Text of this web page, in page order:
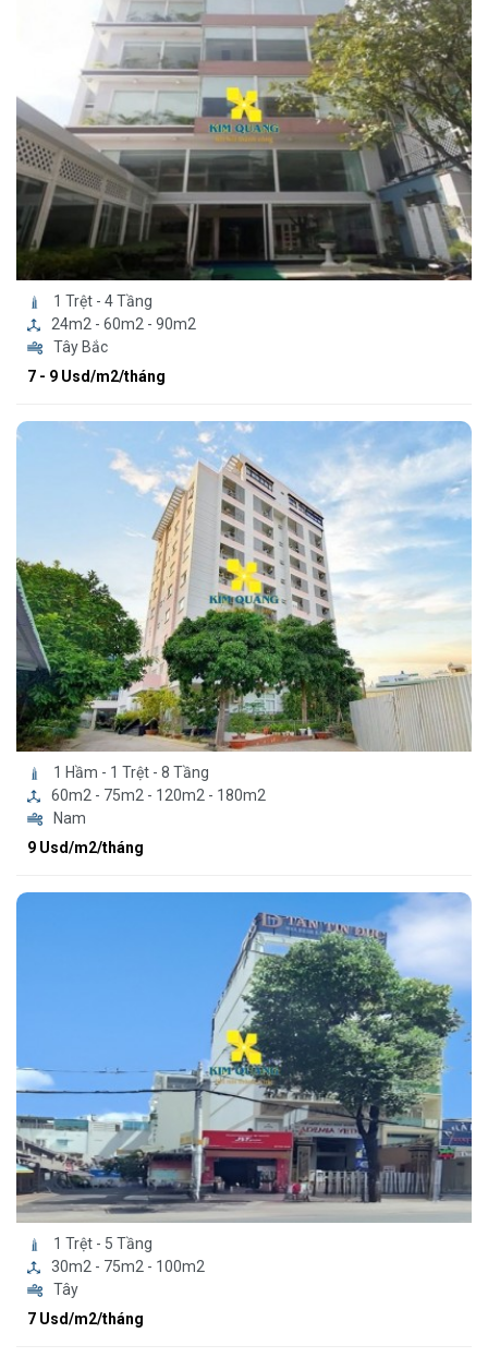
1 Trệt - 4 Tầng
24m2 - 60m2 - 90m2
Tây Bắc
7 - 9 Usd/m2/tháng
1 Hầm - 1 Trệt - 8 Tầng
60m2 - 75m2 - 120m2 - 180m2
Nam
9 Usd/m2/tháng
1 Trệt - 5 Tầng
30m2 - 75m2 - 100m2
Tây
7 Usd/m2/tháng